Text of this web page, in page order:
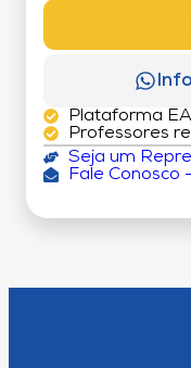
Plataforma
Professores
Seja um
Fale Conosco